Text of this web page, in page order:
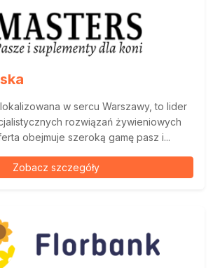
w sercu Warszawy, to lider
rozwiązań żywieniowych
obejmuje szeroką gamę pasz i...
Zobacz szczegóły